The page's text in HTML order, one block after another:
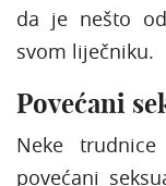
da je nešto
svom liječniku.
Povećani
Neke
povećani